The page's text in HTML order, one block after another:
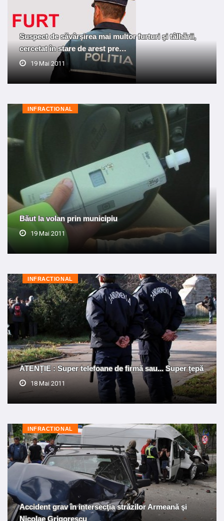
Suspect de săvârşirea mai multor furturi şi tâlhării,
cercetat în stare de arest pre…
19 Mai 2011
INFRACTIONAL
Băut la volan prin municipiu
19 Mai 2011
INFRACTIONAL
ATENȚIE : Super telefoane de firmă sau... Super țepă
18 Mai 2011
INFRACTIONAL
Accident grav în intersecţia străzilor Armeană şi
Nicolae Grigorescu